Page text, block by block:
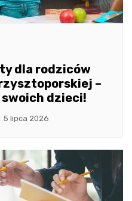
dla rodziców
–
dzieci!
5 lipca 2026